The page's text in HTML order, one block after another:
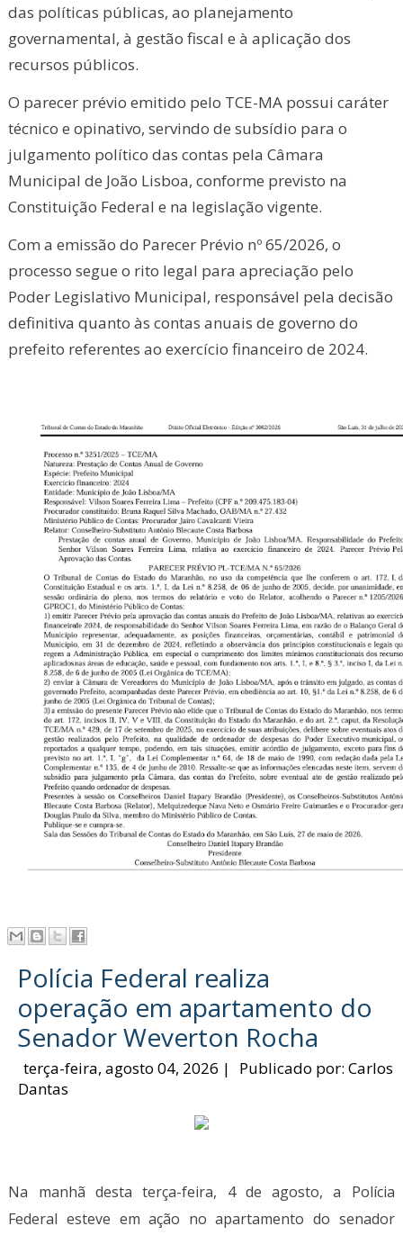
das políticas públicas, ao planejamento
governamental, à gestão fiscal e à aplicação dos
recursos públicos.
O parecer prévio emitido pelo TCE-MA possui caráter
técnico e opinativo, servindo de subsídio para o
julgamento político das contas pela Câmara
Municipal de João Lisboa, conforme previsto na
Constituição Federal e na legislação vigente.
Com a emissão do Parecer Prévio nº 65/2026, o
processo segue o rito legal para apreciação pelo
Poder Legislativo Municipal, responsável pela decisão
definitiva quanto às contas anuais de governo do
prefeito referentes ao exercício financeiro de 2024.
Polícia Federal realiza
operação em apartamento do
Senador Weverton Rocha
terça-feira, agosto 04, 2026 | Publicado por:Carlos
Dantas
Na manhã desta terça-feira, 4 de agosto, a Polícia
Federal esteve em ação no apartamento do senador